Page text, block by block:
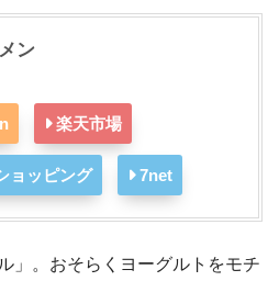
ン
楽天市場
ョッピング 7net
」。おそらくヨーグルトをモチ